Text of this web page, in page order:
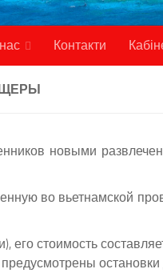
Контакти
новыми
во вьетнамской
его стоимость